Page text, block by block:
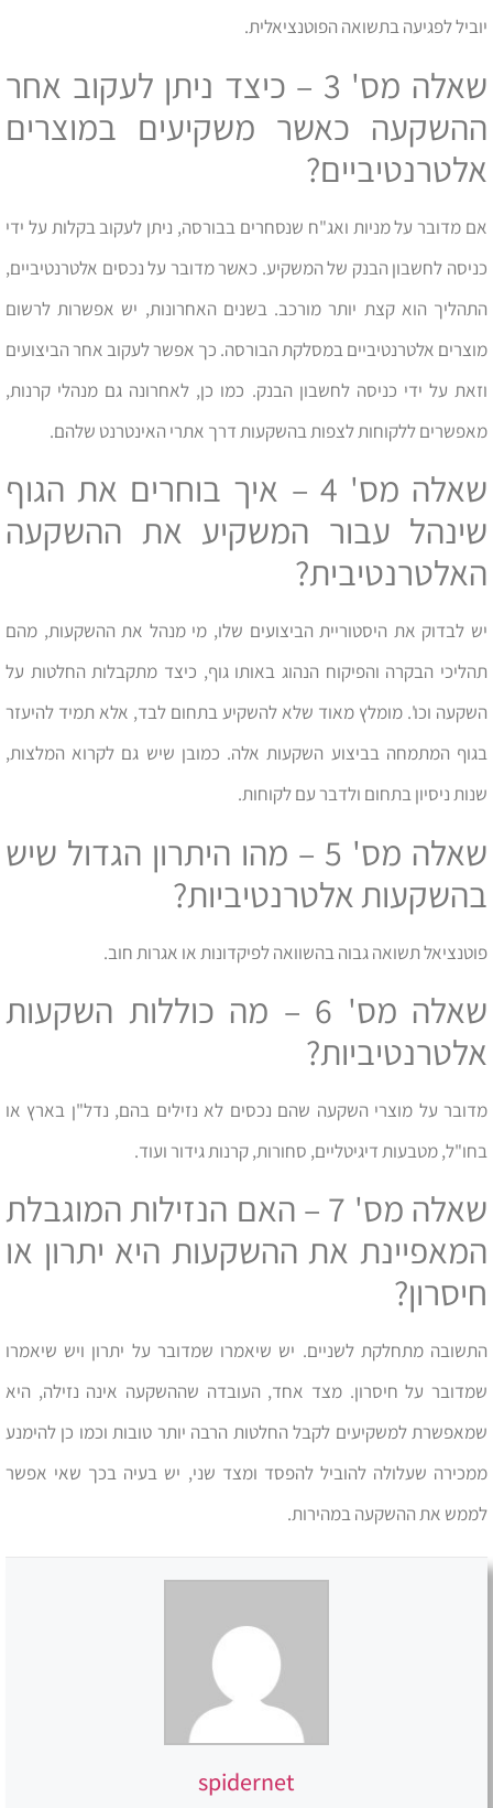
יוביל לפגיעה בתשואה הפוטנציאלית.
שאלה מס' 3 – כיצד ניתן לעקוב אחר
ההשקעה כאשר משקיעים במוצרים
אלטרנטיביים?
אם מדובר על מניות ואג"ח שנסחרים בבורסה, ניתן לעקוב בקלות על ידי
כניסה לחשבון הבנק של המשקיע. כאשר מדובר על נכסים אלטרנטיביים,
התהליך הוא קצת יותר מורכב. בשנים האחרונות, יש אפשרות לרשום
מוצרים אלטרנטיביים במסלקת הבורסה. כך אפשר לעקוב אחר הביצועים
וזאת על ידי כניסה לחשבון הבנק. כמו כן, לאחרונה גם מנהלי קרנות,
מאפשרים ללקוחות לצפות בהשקעות דרך אתרי האינטרנט שלהם.
שאלה מס' 4 – איך בוחרים את הגוף
שינהל עבור המשקיע את ההשקעה
האלטרנטיבית?
יש לבדוק את היסטוריית הביצועים שלו, מי מנהל את ההשקעות, מהם
תהליכי הבקרה והפיקוח הנהוג באותו גוף, כיצד מתקבלות החלטות על
השקעה וכו'. מומלץ מאוד שלא להשקיע בתחום לבד, אלא תמיד להיעזר
בגוף המתמחה בביצוע השקעות אלה. כמובן שיש גם לקרוא המלצות,
שנות ניסיון בתחום ולדבר עם לקוחות.
שאלה מס' 5 – מהו היתרון הגדול שיש
בהשקעות אלטרנטיביות?
פוטנציאל תשואה גבוה בהשוואה לפיקדונות או אגרות חוב.
שאלה מס' 6 – מה כוללות השקעות
אלטרנטיביות?
מדובר על מוצרי השקעה שהם נכסים לא נזילים בהם, נדל"ן בארץ או
בחו"ל, מטבעות דיגיטליים, סחורות, קרנות גידור ועוד.
שאלה מס' 7 – האם הנזילות המוגבלת
המאפיינת את ההשקעות היא יתרון או
חיסרון?
התשובה מתחלקת לשניים. יש שיאמרו שמדובר על יתרון ויש שיאמרו
שמדובר על חיסרון. מצד אחד, העובדה שההשקעה אינה נזילה, היא
שמאפשרת למשקיעים לקבל החלטות הרבה יותר טובות וכמו כן להימנע
ממכירה שעלולה להוביל להפסד ומצד שני, יש בעיה בכך שאי אפשר
לממש את ההשקעה במהירות.
spidernet